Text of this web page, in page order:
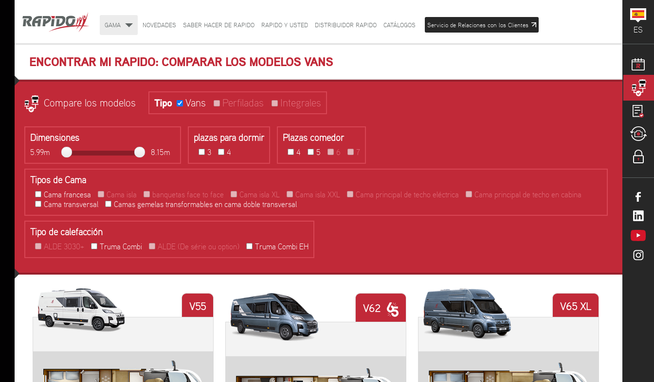
ES
GAMA NOVEDADES SABER HACER DE RAPIDO RAPIDO Y USTED DISTRIBUIDOR RAPIDO CATÁLOGOS Servicio de Relaciones con los Clientes
ENCONTRAR MI RAPIDO: COMPARAR LOS MODELOS VANS
Compare los modelos Tipo Vans Perfiladas Integrales
Dimensiones
5.99m 8.15m
plazas para dormir
3 4
Plazas comedor
4 5 6 7
Tipos de Cama
Cama francesa Cama isla banquetas face to face Cama isla XL Cama isla XXL Cama principal de techo eléctrica
Cama principal de techo en cabina
Cama transversal
Camas gemelas transformables en cama doble transversal
Tipo de calefacción
ALDE 3030+ Truma Combi ALDE (De série ou option) Truma Combi EH
V55 V62 V65 XL